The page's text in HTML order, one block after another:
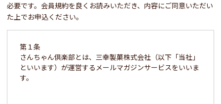
必要です。 会員規約を良くお読みいただき、内容にご同意いただい
た上でお申込ください。
第１条
さんちゃん倶楽部とは、三幸製菓株式会社（以下「当社」
といいます）が運営するメールマガジンサービスをいいま
す。